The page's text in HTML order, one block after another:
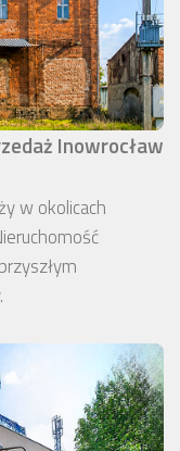
Inowrocław
w okolicach